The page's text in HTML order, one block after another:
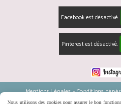
Facebook est désactivé.
Pinterest est désactivé.
Mentions Légales Conditions
Politique de confidentialité
Nous utilisons des cookies pour assurer le bon